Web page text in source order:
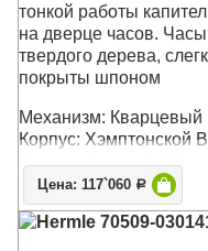
тонкой работы
на дверце часов.
твердого дерева,
покрыты шпоном
Механизм: Кварцевый
Корпус: Хэмптонской
Звуковой сигнал:
Размер: 64 x 35 х 13 см
Цена: 117`060 Р
Hermle 70509-